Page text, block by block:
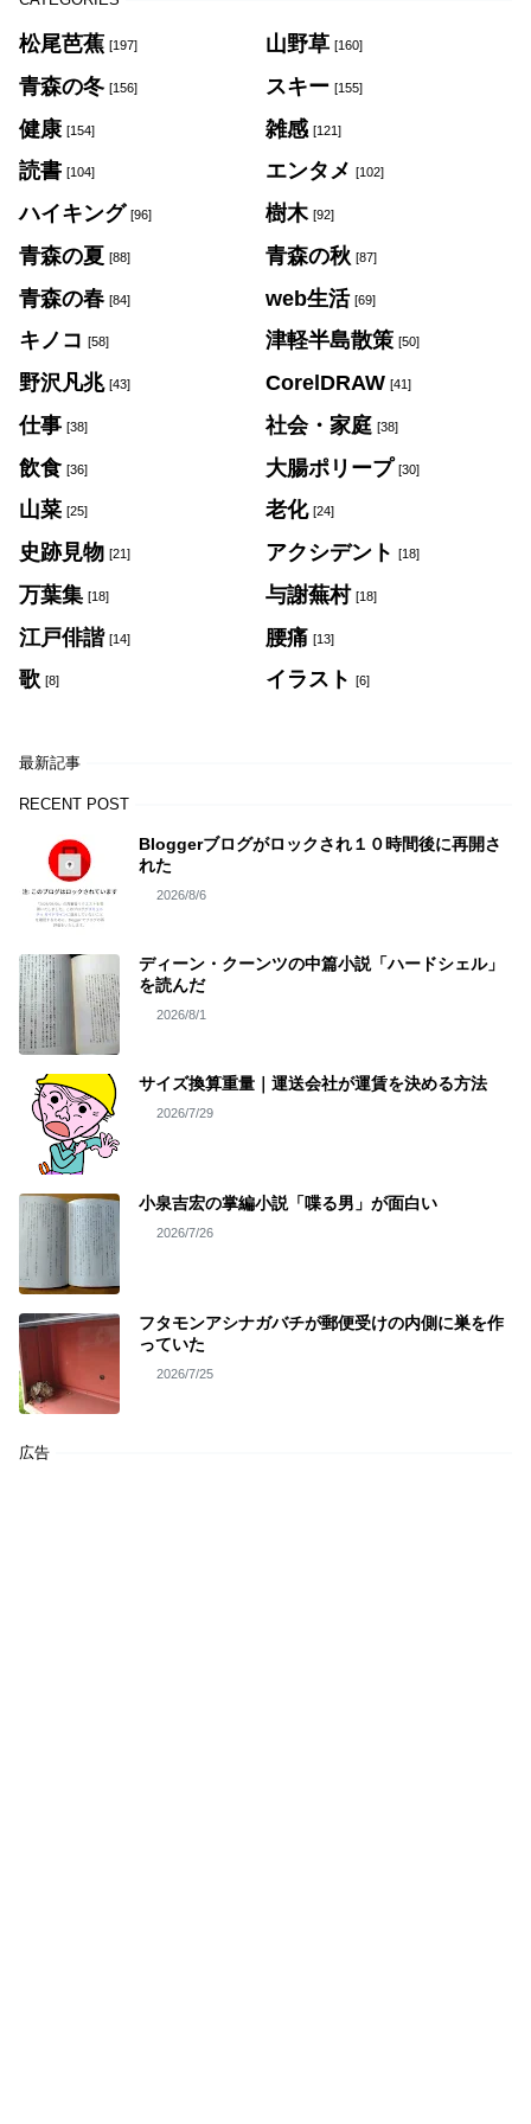
松尾芭蕉 [197] 山野草 [160]
青森の冬 [156] スキー [155]
健康 [154] 雑感 [121]
読書 [104] エンタメ [102]
ハイキング [96] 樹木 [92]
青森の夏 [88] 青森の秋 [87]
青森の春 [84] web生活 [69]
キノコ [58] 津軽半島散策 [50]
野沢凡兆 [43] CorelDRAW [41]
仕事 [38] 社会・家庭 [38]
飲食 [36] 大腸ポリープ [30]
山菜 [25] 老化 [24]
史跡見物 [21] アクシデント [18]
万葉集 [18] 与謝蕪村 [18]
江戸俳諧 [14] 腰痛 [13]
歌 [8] イラスト [6]
最新記事
RECENT POST
Bloggerブログがロックされ１０時間後に再開さ
れた
2026/8/6
ディーン・クーンツの中篇小説「ハードシェル」
を読んだ
2026/8/1
サイズ換算重量｜運送会社が運賃を決める方法
2026/7/29
小泉吉宏の掌編小説「喋る男」が面白い
2026/7/26
フタモンアシナガバチが郵便受けの内側に巣を作
っていた
2026/7/25
広告